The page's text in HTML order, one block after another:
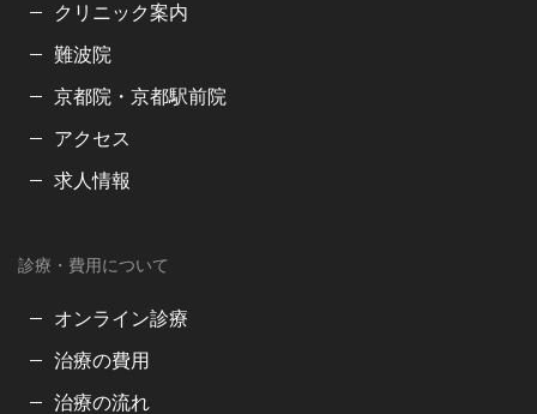
クリニック案内
難波院
京都院・京都駅前院
アクセス
求人情報
診療・費用について
オンライン診療
治療の費用
治療の流れ